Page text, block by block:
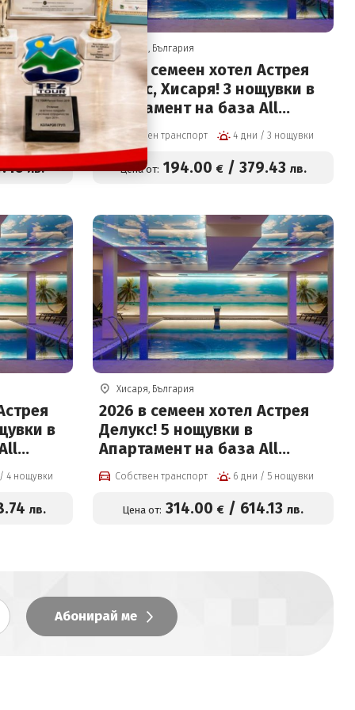
4
и
5 дни / 4 нощувки
.45 лв.
Хисаря, България
2026 в семеен хотел Астрея
Делукс, Хисаря! 3 нощувки в
Апартамент на база All
inclusive light, вътрешен
басейн с минерална вода и
Релакс зона + Безплатно за
3-ти възрастен или дете за
Собствен транспорт 4 дни / 3 нощувки
Цена от: 194.00 €/ 379.43 лв.
в
и
за
5 дни / 4 нощувки
.74 лв.
Хисаря, България
2026 в семеен хотел Астрея
Делукс! 5 нощувки в
Апартамент на база All
inclusive light, вътрешен
басейн с минерална вода и
Релакс зона + Безплатно за
Собствен транспорт 6 дни / 5 нощувки
Цена от: 314.00 € / 614.13 лв.